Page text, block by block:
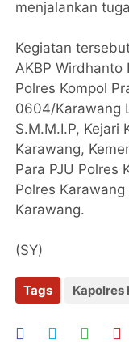
menjalankan
Kegiatan
AKBP Wirdhanto
Polres Kompol
0604/Karawang
S.M.M.I.P, Kejari
Karawang,
Para PJU Polres
Polres
Karawang.
(SY)
Tags Kapolres